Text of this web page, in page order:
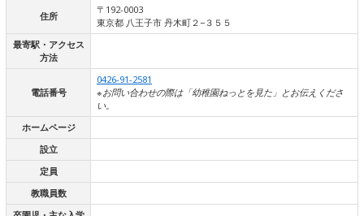
住所
〒192-0003
東京都 八王子市 丹木町２−３５５
最寄駅・アクセス
方法
電話番号
0426-91-2581
※お問い合わせの際は「幼稚園ねっとを見た」とお伝えくださ
い。
ホームページ
設立
定員
教職員数